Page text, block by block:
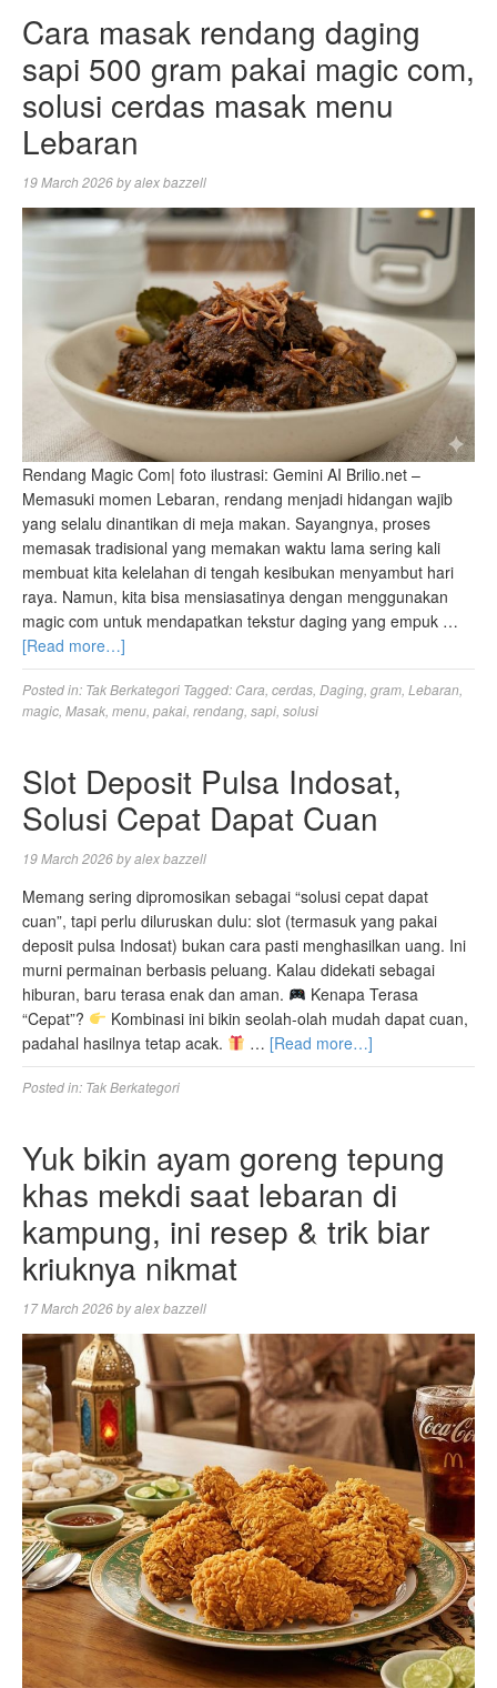
Cara masak rendang daging
sapi 500 gram pakai magic com,
solusi cerdas masak menu
Lebaran
19 March 2026byalex bazzell
Rendang Magic Com| foto ilustrasi: Gemini AI Brilio.net –
Memasuki momen Lebaran, rendang menjadi hidangan wajib
yang selalu dinantikan di meja makan. Sayangnya, proses
memasak tradisional yang memakan waktu lama sering kali
membuat kita kelelahan di tengah kesibukan menyambut hari
raya. Namun, kita bisa mensiasatinya dengan menggunakan
magic com untuk mendapatkan tekstur daging yang empuk …
[Read more…]
Posted in: Tak Berkategori Tagged: Cara cerdas Daging gram Lebaran
magic Masak menu pakai rendang sapi solusi
Slot Deposit Pulsa Indosat,
Solusi Cepat Dapat Cuan
19 March 2026byalex bazzell
Memang sering dipromosikan sebagai “solusi cepat dapat
cuan”, tapi perlu diluruskan dulu: slot (termasuk yang pakai
deposit pulsa Indosat) bukan cara pasti menghasilkan uang. Ini
murni permainan berbasis peluang. Kalau didekati sebagai
hiburan, baru terasa enak dan aman.
Kenapa Terasa
“Cepat”?
Kombinasi ini bikin seolah-olah mudah dapat cuan,
padahal hasilnya tetap acak.
… [Read more…]
Posted in: Tak Berkategori
Yuk bikin ayam goreng tepung
khas mekdi saat lebaran di
kampung, ini resep & trik biar
kriuknya nikmat
17 March 2026byalex bazzell